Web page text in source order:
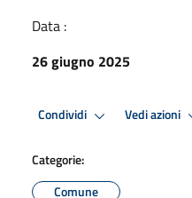
Data :
26 giugno 2025
Condividi Vedi azioni
Categorie:
Comune